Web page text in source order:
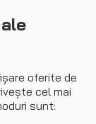
oferite de
cel mai
sunt: